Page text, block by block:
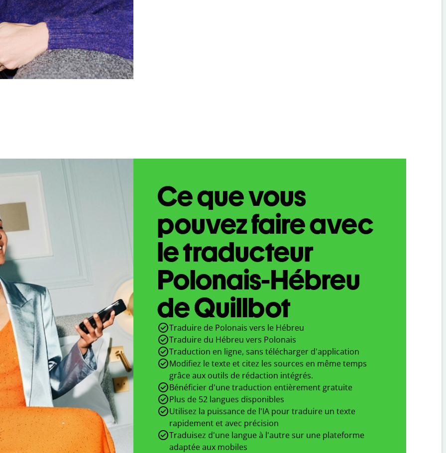
Ce que vous
pouvez faire avec
le traducteur
Polonais-Hébreu
de Quillbot
Traduire de Polonais vers le Hébreu
Traduire du Hébreu vers Polonais
Traduction en ligne, sans télécharger d'application
Modifiez le texte et citez les sources en même temps
grâce aux outils de rédaction intégrés.
Bénéficier d'une traduction entièrement gratuite
Plus de 52 langues disponibles
Utilisez la puissance de l'IA pour traduire un texte
rapidement et avec précision
Traduisez d'une langue à l'autre sur une plateforme
adaptée aux mobiles